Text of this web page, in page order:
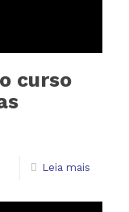
curso
Leia mais